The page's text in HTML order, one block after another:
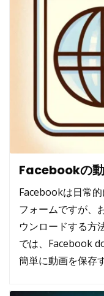
Facebookの
Facebookは日常
フォームですが、
ウンロードする方
では、 Facebook
簡単に動画を保存